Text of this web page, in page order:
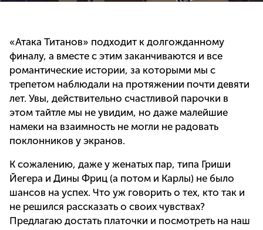
«Атака Титанов» подходит к долгожданному
финалу, а вместе с этим заканчиваются и все
романтические истории, за которыми мы с
трепетом наблюдали на протяжении почти девяти
лет. Увы, действительно счастливой парочки в
этом тайтле мы не увидим, но даже малейшие
намеки на взаимность не могли не радовать
поклонников у экранов.
К сожалению, даже у женатых пар, типа Гриши
Йегера и Дины Фриц (а потом и Карлы) не было
шансов на успех. Что уж говорить о тех, кто так и
не решился рассказать о своих чувствах?
Предлагаю достать платочки и посмотреть на наш